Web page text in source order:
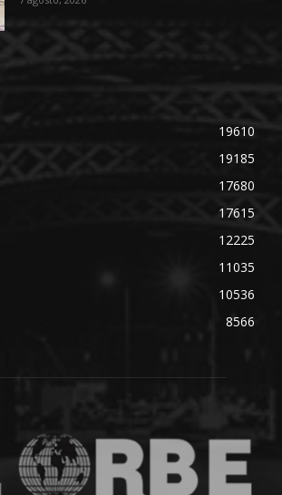
19610
19185
17680
17615
12225
11035
10536
8566